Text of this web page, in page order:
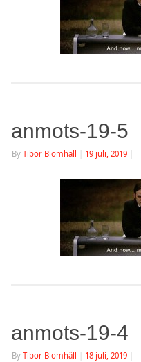
anmots-19-5
By Tibor Blomhäll 19 juli, 2019
anmots-19-4
By Tibor Blomhäll 18 juli, 2019